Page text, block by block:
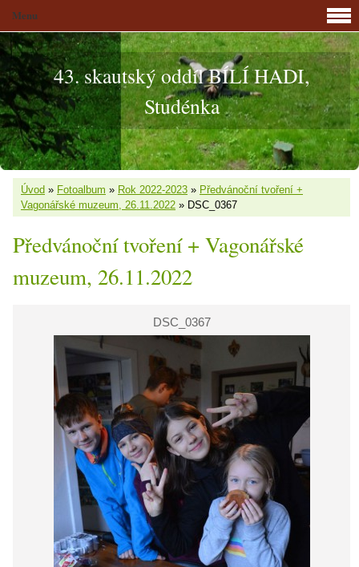
43. skautský oddíl BÍLÍ HADI,
Studénka
Úvod » Fotoalbum » Rok 2022-2023 » Předvánoční tvoření +
Vagonářské muzeum, 26.11.2022 » DSC_0367
Předvánoční tvoření + Vagonářské
muzeum, 26.11.2022
DSC_0367
Menu